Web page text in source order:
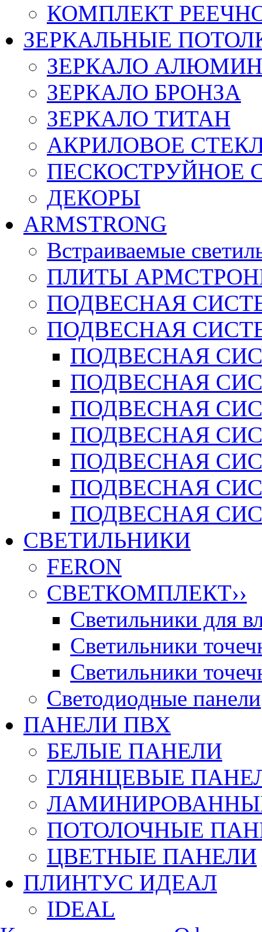
КОМПЛЕКТ
ЗЕРКАЛЬНЫЕ
ЗЕРКАЛО
ЗЕРКАЛО БРОНЗА
ЗЕРКАЛО ТИТАН
АКРИЛОВОЕ
ПЕСКОСТРУЙНОЕ
ДЕКОРЫ
ARMSTRONG
Встраиваемые
ПЛИТЫ
ПОДВЕСНАЯ
ПОДВЕСНАЯ
ПОДВЕСНАЯ
ПОДВЕСНАЯ
ПОДВЕСНАЯ
ПОДВЕСНАЯ
ПОДВЕСНАЯ
ПОДВЕСНАЯ
ПОДВЕСНАЯ
СВЕТИЛЬНИКИ
FERON
СВЕТКОМПЛЕКТ››
Светильники для
Светильники
Светильники
Светодиодные панели
ПАНЕЛИ ПВХ
БЕЛЫЕ ПАНЕЛИ
ГЛЯНЦЕВЫЕ
ПОТОЛОЧНЫЕ
ЦВЕТНЫЕ ПАНЕЛИ
ПЛИНТУС ИДЕАЛ
IDEAL